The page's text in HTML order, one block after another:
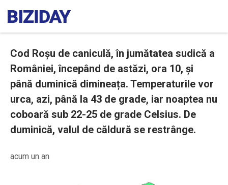
Cod Roșu de caniculă, în jumătatea sudică a
României, începând de astăzi, ora 10, și
până duminică dimineața. Temperaturile vor
urca, azi, până la 43 de grade, iar noaptea nu
coboară sub 22-25 de grade Celsius. De
duminică, valul de căldură se restrânge.
acum un an